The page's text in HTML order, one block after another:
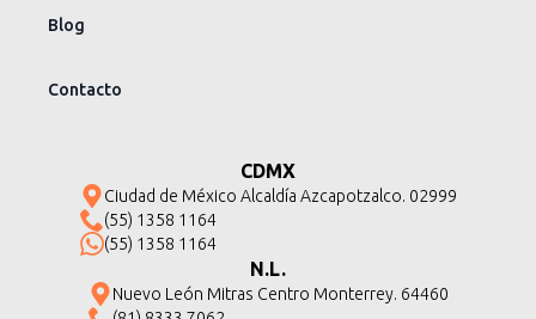
Blog
Contacto
CDMX
Ciudad de México Alcaldía Azcapotzalco. 02999
(55) 1358 1164
(55) 1358 1164
N.L.
Nuevo León Mitras Centro Monterrey. 64460